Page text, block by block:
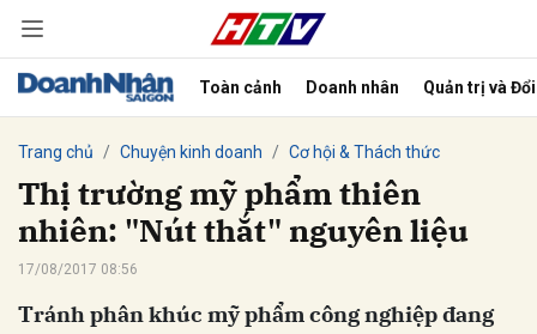
Toàn cảnh Doanh nhân Quản trị và
Trang chủ Chuyện kinh doanh Cơ hội & Thách thức
Thị trường mỹ phẩm thiên
nhiên: "Nút thắt" nguyên liệu
17/08/2017 08:56
Tránh phân khúc mỹ phẩm công nghiệp đang